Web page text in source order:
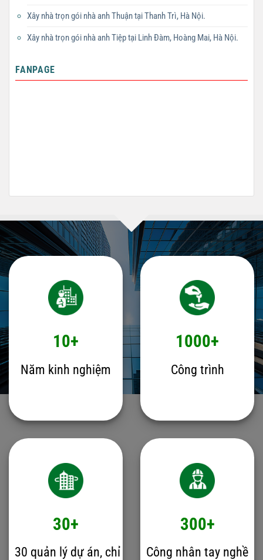
Xây nhà trọn gói nhà anh Thuận tại Thanh Trì, Hà Nội.
Xây nhà trọn gói nhà anh Tiệp tại Linh Đàm, Hoàng Mai, Hà Nội.
FANPAGE
10+
Năm kinh nghiệm
1000+
Công trình
30+
30 quản lý dự án, chỉ
300+
Công nhân tay nghề